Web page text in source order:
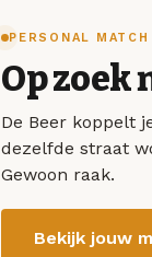
PERSONAL
Op zoek
De Beer koppelt
dezelfde straat
Gewoon raak.
Bekijk jouw